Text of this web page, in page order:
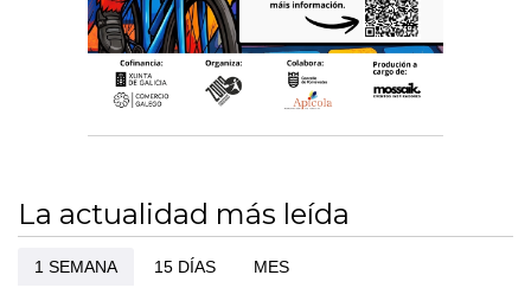
La actualidad más leída
1 SEMANA 15 DÍAS MES